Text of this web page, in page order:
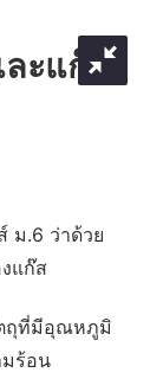
ะแก๊ส
ม.6 ว่าด้วย
แก๊ส
ถุที่มีอุณหภูมิ
ร้อน